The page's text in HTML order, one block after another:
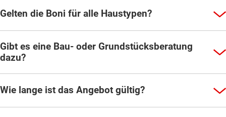
Gelten die Boni für alle Haustypen?
Gibt es eine Bau- oder Grundstücksberatung
dazu?
Wie lange ist das Angebot gültig?